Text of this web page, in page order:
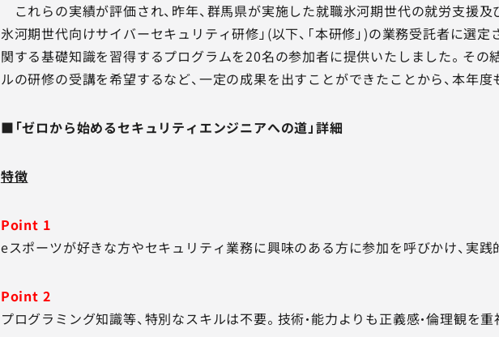
これらの実績が評価され、昨年、群馬県が実施した就職氷河期世代の就労支援
氷河期世代向けサイバーセキュリティ研修」(以下、「本研修」)の業務受託者に選
関する基礎知識を習得するプログラムを20名の参加者に提供いたしました。その
ルの研修の受講を希望するなど、一定の成果を出すことができたことから、本年
■「ゼロから始めるセキュリティエンジニアへの道」詳細
特徴
Point 1
eスポーツが好きな方やセキュリティ業務に興味のある方に参加を呼びかけ、実践
Point 2
プログラミング知識等、特別なスキルは不要。技術・能力よりも正義感・倫理観を重